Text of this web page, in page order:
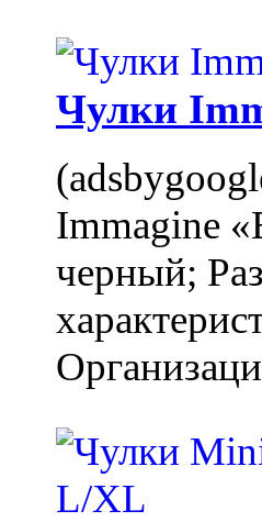
Чулки
Immagine
черный;